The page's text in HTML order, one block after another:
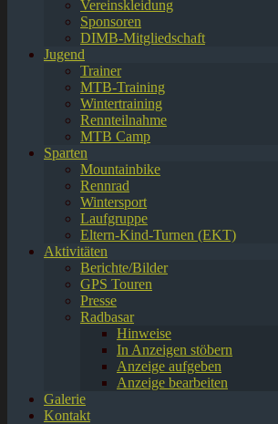
Vereinskleidung
Sponsoren
DIMB-Mitgliedschaft
Jugend
Trainer
MTB-Training
Wintertraining
Rennteilnahme
MTB Camp
Sparten
Mountainbike
Rennrad
Wintersport
Laufgruppe
Eltern-Kind-Turnen (EKT)
Aktivitäten
Berichte/Bilder
GPS Touren
Presse
Radbasar
Hinweise
In Anzeigen stöbern
Anzeige aufgeben
Anzeige bearbeiten
Galerie
Kontakt